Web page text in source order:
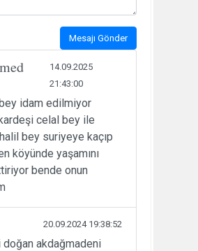
Mesajı Gönder
14.09.2025
21:43:00
idam edilmiyor
celal bey ile
halil bey suriyeye kaçıp
köyünde yaşamını
bende onun
20.09.2024 19:38:52
doğan akdağmadeni